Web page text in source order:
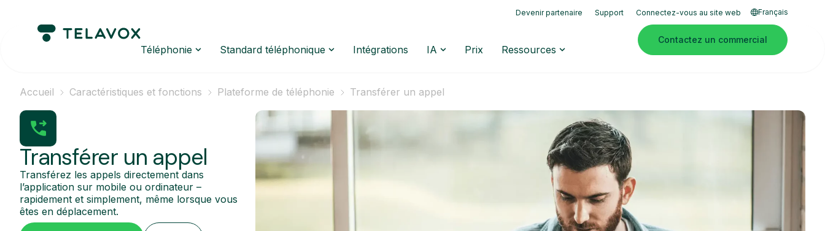
Devenir partenaire Support Connectez-vous au site web Français
Téléphonie Standard téléphonique Intégrations IA Prix Ressources
Contactez un commercial
Accueil Caractéristiques et fonctions Plateforme de téléphonie Transférer un appel
Transférer un appel
Transférez les appels directement dans
l’application sur mobile ou ordinateur –
rapidement et simplement, même lorsque vous
êtes en déplacement.